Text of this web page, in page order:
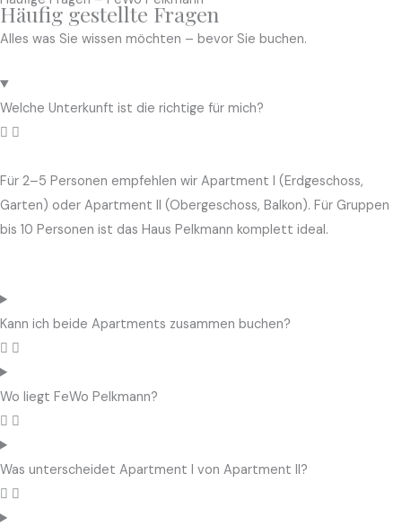
Häufig gestellte Fragen
Alles was Sie wissen möchten – bevor Sie buchen.
Welche Unterkunft ist die richtige für mich?
Für 2–5 Personen empfehlen wir Apartment I (Erdgeschoss,
Garten) oder Apartment II (Obergeschoss, Balkon). Für Gruppen
bis 10 Personen ist das Haus Pelkmann komplett ideal.
Kann ich beide Apartments zusammen buchen?
Wo liegt FeWo Pelkmann?
Was unterscheidet Apartment I von Apartment II?